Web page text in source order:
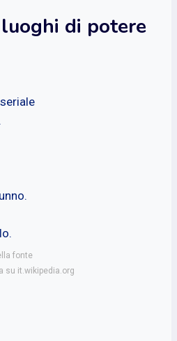
di potere
fonte
su it.wikipedia.org